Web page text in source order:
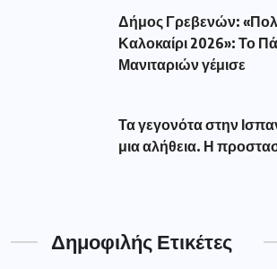
Δήμος Γρεβενών:
Καλοκαίρι 2026»: Το
Μανιταριών γέμισε
Τα γεγονότα στην
μια αλήθεια. Η
Δημοφιλής Ετικέτες